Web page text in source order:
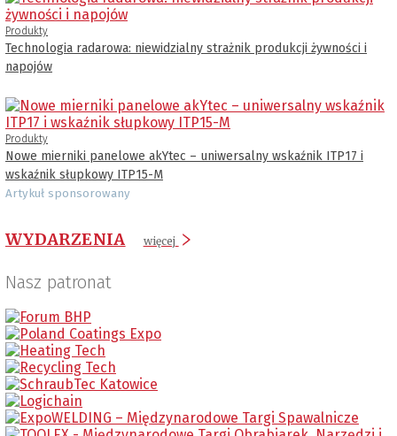
Produkty
Technologia radarowa: niewidzialny strażnik produkcji żywności i
napojów
Produkty
Nowe mierniki panelowe akYtec – uniwersalny wskaźnik ITP17 i
wskaźnik słupkowy ITP15-M
Artykuł sponsorowany
WYDARZENIA więcej
Nasz patronat